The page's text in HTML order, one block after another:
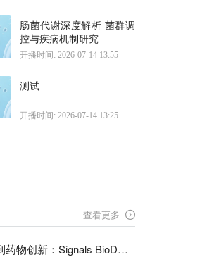
肠菌代谢深度解析 菌群调
控与疾病机制研究
开播时间: 2026-07-14 13:55
测试
开播时间: 2026-07-14 13:25
查看更多
从DNA设计到药物创新：Signals BioDesign如何重塑分子生物学研发生态！